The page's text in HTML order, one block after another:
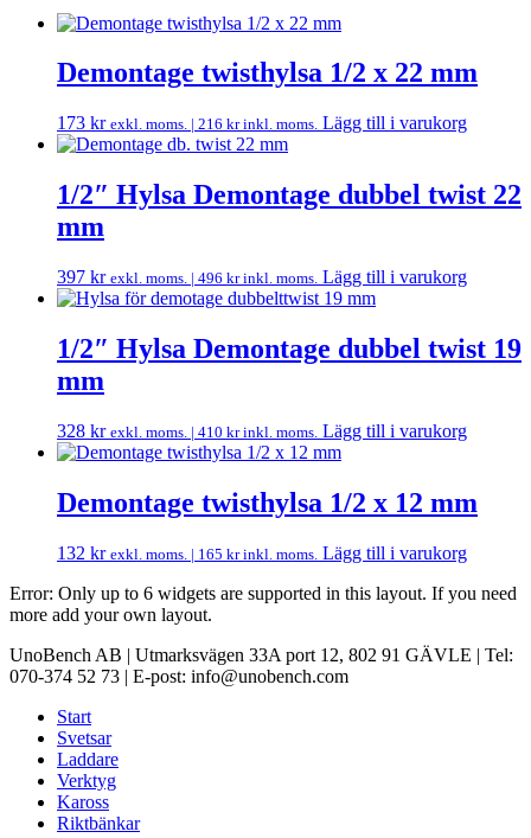
Demontage twisthylsa 1/2 x 22 mm
173 kr exkl. moms. | 216 krinkl. moms. Lägg till i varukorg
1/2″ Hylsa Demontage dubbel twist 22
mm
397 kr exkl. moms. | 496 krinkl. moms. Lägg till i varukorg
1/2″ Hylsa Demontage dubbel twist 19
mm
328 kr exkl. moms. | 410 krinkl. moms. Lägg till i varukorg
Demontage twisthylsa 1/2 x 12 mm
132 kr exkl. moms. | 165 krinkl. moms. Lägg till i varukorg
Error: Only up to 6 widgets are supported in this layout. If you need
more add your own layout.
UnoBench AB | Utmarksvägen 33A port 12, 802 91 GÄVLE | Tel:
070-374 52 73 | E-post: info@unobench.com
Start
Svetsar
Laddare
Verktyg
Kaross
Riktbänkar